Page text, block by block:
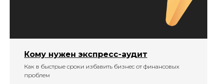
Кому нужен экспресс-аудит
Как в быстрые сроки избавить бизнес от финансовых
проблем